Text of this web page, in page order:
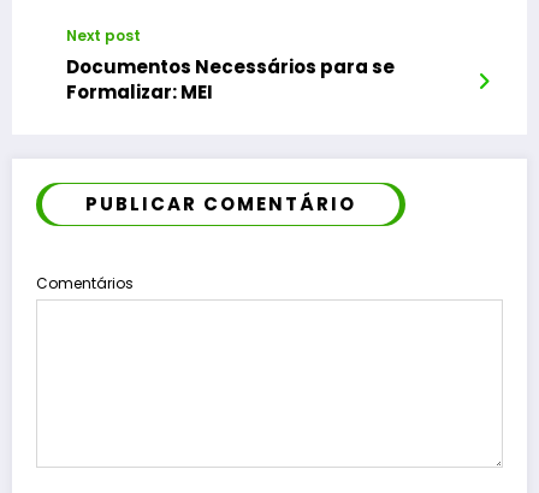
Next post
Documentos Necessários para se
Formalizar: MEI
PUBLICAR COMENTÁRIO
Comentários